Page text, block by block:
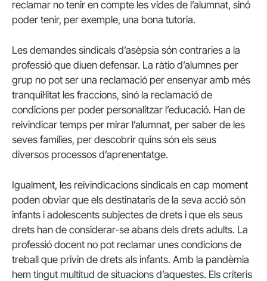
reclamar no tenir en compte les vides de l’alumnat, sinó
poder tenir, per exemple, una bona tutoria.
Les demandes sindicals d’asèpsia són contraries a la
professió que diuen defensar. La ràtio d’alumnes per
grup no pot ser una reclamació per ensenyar amb més
tranquil·litat les fraccions, sinó la reclamació de
condicions per poder personalitzar l’educació. Han de
reivindicar temps per mirar l’alumnat, per saber de les
seves famílies, per descobrir quins són els seus
diversos processos d’aprenentatge.
Igualment, les reivindicacions sindicals en cap moment
poden obviar que els destinataris de la seva acció són
infants i adolescents subjectes de drets i que els seus
drets han de considerar-se abans dels drets adults. La
professió docent no pot reclamar unes condicions de
treball que privin de drets als infants. Amb la pandèmia
hem tingut multitud de situacions d’aquestes. Els criteris